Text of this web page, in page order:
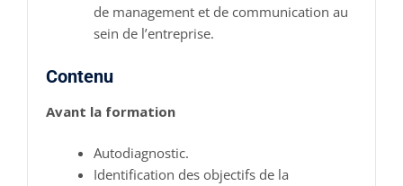
de management et de communication au
sein de l’entreprise.
Contenu
Avant la formation
Autodiagnostic.
Identification des objectifs de la